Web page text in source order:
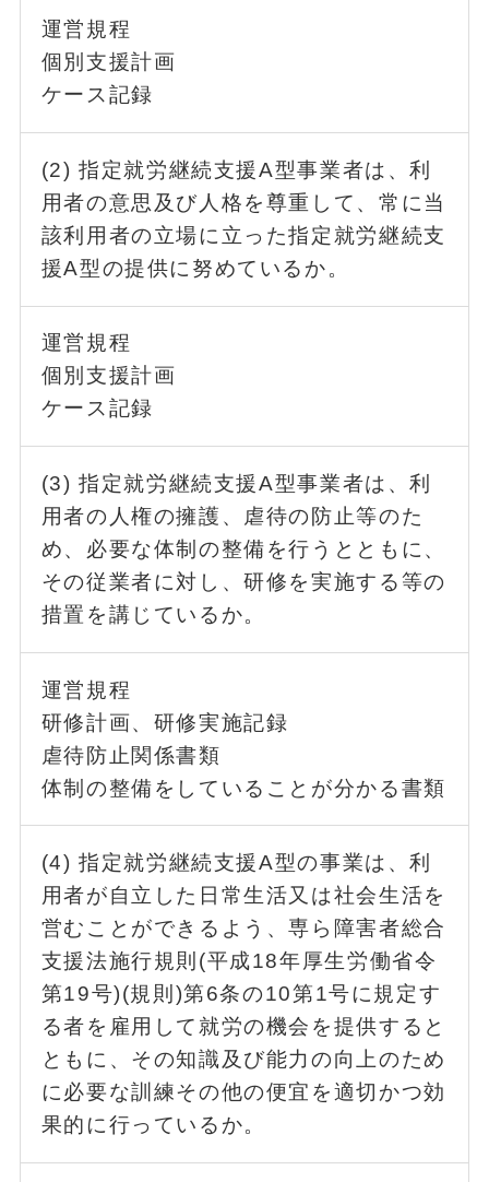
運営規程
個別支援計画
ケース記録
(2) 指定就労継続支援A型事業者は、利
用者の意思及び人格を尊重して、常に当
該利用者の立場に立った指定就労継続支
援A型の提供に努めているか。
運営規程
個別支援計画
ケース記録
(3) 指定就労継続支援A型事業者は、利
用者の人権の擁護、虐待の防止等のた
め、必要な体制の整備を行うとともに、
その従業者に対し、研修を実施する等の
措置を講じているか。
運営規程
研修計画、研修実施記録
虐待防止関係書類
体制の整備をしていることが分かる書類
(4) 指定就労継続支援A型の事業は、利
用者が自立した日常生活又は社会生活を
営むことができるよう、専ら障害者総合
支援法施行規則(平成18年厚生労働省令
第19号)(規則)第6条の10第1号に規定す
る者を雇用して就労の機会を提供すると
ともに、その知識及び能力の向上のため
に必要な訓練その他の便宜を適切かつ効
果的に行っているか。